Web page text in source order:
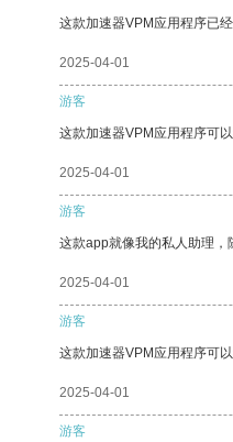
这款加速器VPM应用程序已
2025-04-01
游客
这款加速器VPM应用程序可
2025-04-01
游客
这款app就像我的私人助理，
2025-04-01
游客
这款加速器VPM应用程序可
2025-04-01
游客